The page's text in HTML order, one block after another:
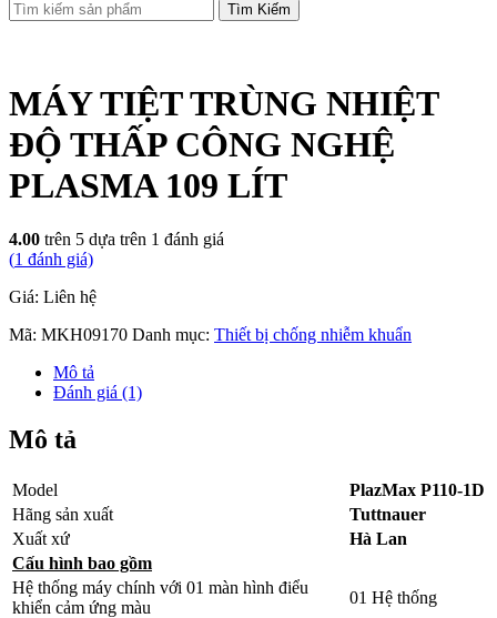
Tìm Kiếm
MÁY TIỆT TRÙNG NHIỆT
ĐỘ THẤP CÔNG NGHỆ
PLASMA 109 LÍT
4.00 trên 5 dựa trên 1 đánh giá
(1 đánh giá)
Giá: Liên hệ
Mã: MKH09170 Danh mục: Thiết bị chống nhiễm khuẩn
Mô tả
Đánh giá (1)
Mô tả
Model
PlazMax P110-1D
Hãng sản xuất
Tuttnauer
Xuất xứ
Hà Lan
Cấu hình bao gồm
Hệ thống máy chính với 01 màn hình điểu
khiển cảm ứng màu
01 Hệ thống